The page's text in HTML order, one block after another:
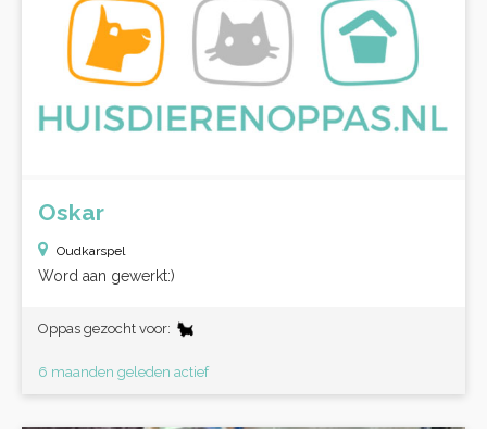
Oskar
Oudkarspel
Word aan gewerkt:)
Oppas gezocht voor:
6 maanden geleden actief